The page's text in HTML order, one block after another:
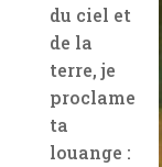
du ciel et
de la
terre, je
proclame
ta
louange :